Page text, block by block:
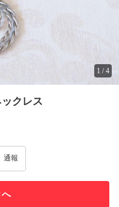
1 /4
クレス
通報
へ